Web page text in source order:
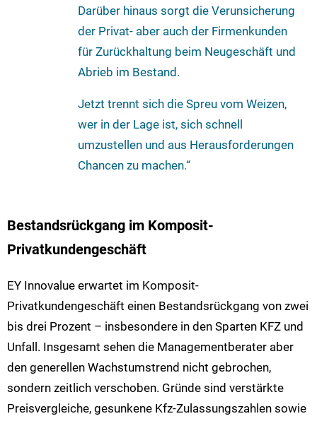
Darüber hinaus sorgt die Verunsicherung
der Privat- aber auch der Firmenkunden
für Zurückhaltung beim Neugeschäft und
Abrieb im Bestand.
Jetzt trennt sich die Spreu vom Weizen,
wer in der Lage ist, sich schnell
umzustellen und aus Herausforderungen
Chancen zu machen.“
Bestandsrückgang im Komposit-
Privatkundengeschäft
EY Innovalue erwartet im Komposit-
Privatkundengeschäft einen Bestandsrückgang von zwei
bis drei Prozent – insbesondere in den Sparten KFZ und
Unfall. Insgesamt sehen die Managementberater aber
den generellen Wachstumstrend nicht gebrochen,
sondern zeitlich verschoben. Gründe sind verstärkte
Preisvergleiche, gesunkene Kfz-Zulassungszahlen sowie